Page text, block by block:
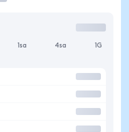
1sa 4sa 1G